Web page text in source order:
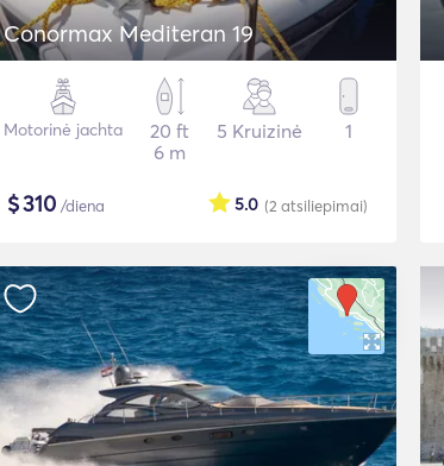
Conormax Mediteran 19
Motorinė jachta
20 ft
6 m
5 Kruizinė 1
$310 /diena (2 atsiliepimai)
5.0